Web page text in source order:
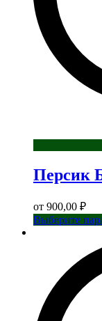
Персик
от 900,00 ₽
Выберите